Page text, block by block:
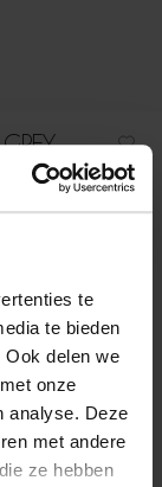
te
te bieden
delen we
onze
analyse. Deze
met andere
ze hebben
zorgen voor
Door het
+ kleuropties